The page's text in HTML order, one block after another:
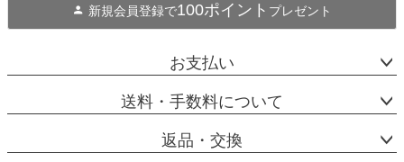
新規会員登録で100ポイント プレゼント
お支払い
送料・手数料について
返品・交換